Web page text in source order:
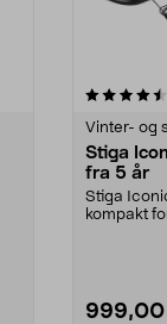
Vinter- og
Stiga
fra 5 år
Stiga
kompakt
999,00